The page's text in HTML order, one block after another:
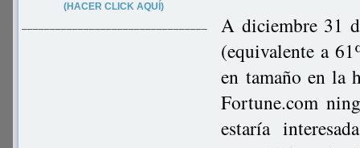
(HACER CLICK AQUÍ)
–––––––––––––––––––––––––––––––––
A diciembre 31
(equivalente a
en tamaño en la
Fortune.com
estaría